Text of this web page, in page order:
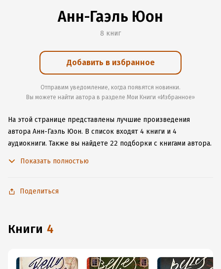
Анн-Гаэль Юон
8 книг
Добавить в избранное
Отправим уведомление, когда появятся новинки.
Вы можете найти автора в разделе Мои Книги «Избранное»
На этой странице представлены лучшие произведения
автора Анн-Гаэль Юон. В список входят 4 книги и 4
аудиокниги. Также вы найдете 22 подборки с книгами автора.
Android, чтобы не расставаться с любимыми произведениями
Показать полностью
Поделиться
книги 4